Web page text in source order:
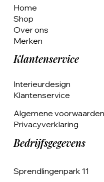
Home
Shop
Over ons
Merken
Klantenservice
Interieurdesign
Klantenservice
Algemene voorwaarden
Privacyverklaring
Bedrijfsgegevens
Sprendlingenpark 11